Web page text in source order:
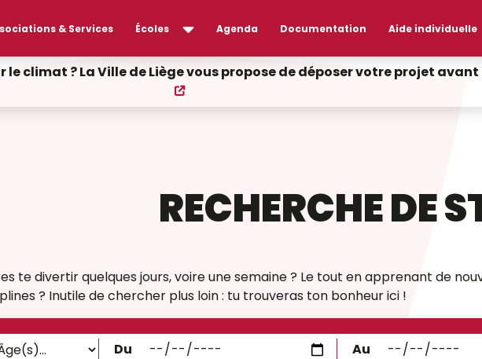
& Services Écoles Agenda Documentation Aide individuelle
le climat ? La Ville de Liège vous propose de déposer votre projet
RECHERCHE DE
te divertir quelques jours, voire une semaine ? Le tout en apprenant de
? Inutile de chercher plus loin : tu trouveras ton bonheur ici !
Du Au